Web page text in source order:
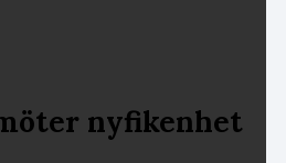
nyfikenhet